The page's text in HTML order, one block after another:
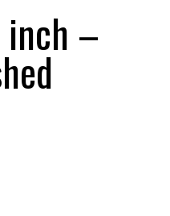
inch –